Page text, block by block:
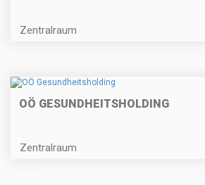
Zentralraum
OÖ GESUNDHEITSHOLDING
Zentralraum